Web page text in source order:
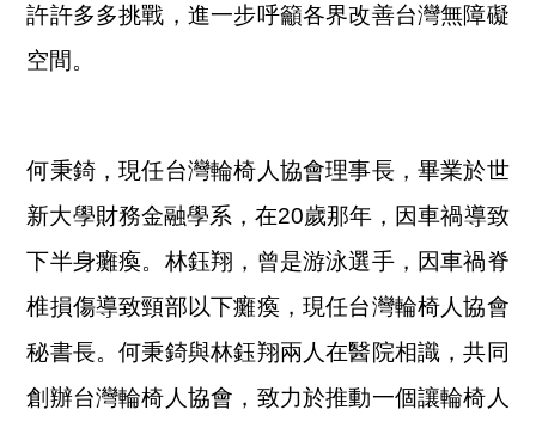
許許多多挑戰，進一步呼籲各界改善台灣無障礙
空間。
何秉錡，現任台灣輪椅人協會理事長，畢業於世
新大學財務金融學系，在20歲那年，因車禍導致
下半身癱瘓。林鈺翔，曾是游泳選手，因車禍脊
椎損傷導致頸部以下癱瘓，現任台灣輪椅人協會
秘書長。何秉錡與林鈺翔兩人在醫院相識，共同
創辦台灣輪椅人協會，致力於推動一個讓輪椅人